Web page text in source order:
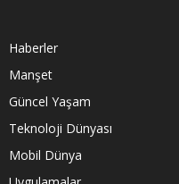
Haberler
Manşet
Güncel Yaşam
Teknoloji Dünyası
Mobil Dünya